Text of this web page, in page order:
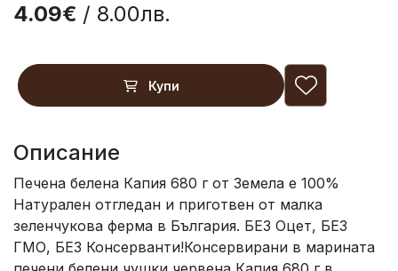
4.09€ / 8.00лв.
Купи
Описание
Печена белена Капия 680 г от Земела е 100%
Натурален отгледан и приготвен от малка
зеленчукова ферма в България. БЕЗ Оцет, БЕЗ
ГМО, БЕЗ Консерванти!Консервирани в марината